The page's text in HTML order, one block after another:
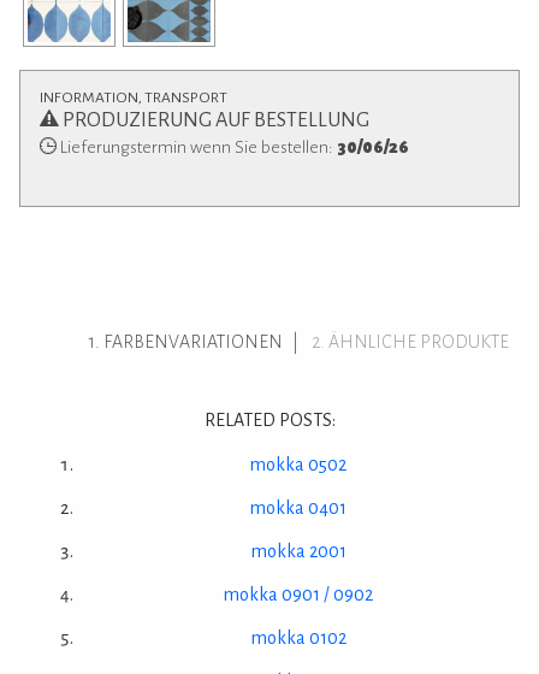
INFORMATION, TRANSPORT
PRODUZIERUNG AUF BESTELLUNG
Lieferungstermin wenn Sie bestellen: 30/06/26
FARBENVARIATIONEN ÄHNLICHE PRODUKTE
RELATED POSTS:
mokka 0502
mokka 0401
mokka 2001
mokka 0901 / 0902
mokka 0102